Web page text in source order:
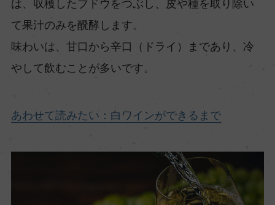
は、収穫したブドウをつぶし、皮や種を取り除い
て果汁のみを醗酵します。
味わいは、甘口から辛口（ドライ）まであり、冷
やして飲むことが多いです。
あわせて読みたい：白ワインができるまで